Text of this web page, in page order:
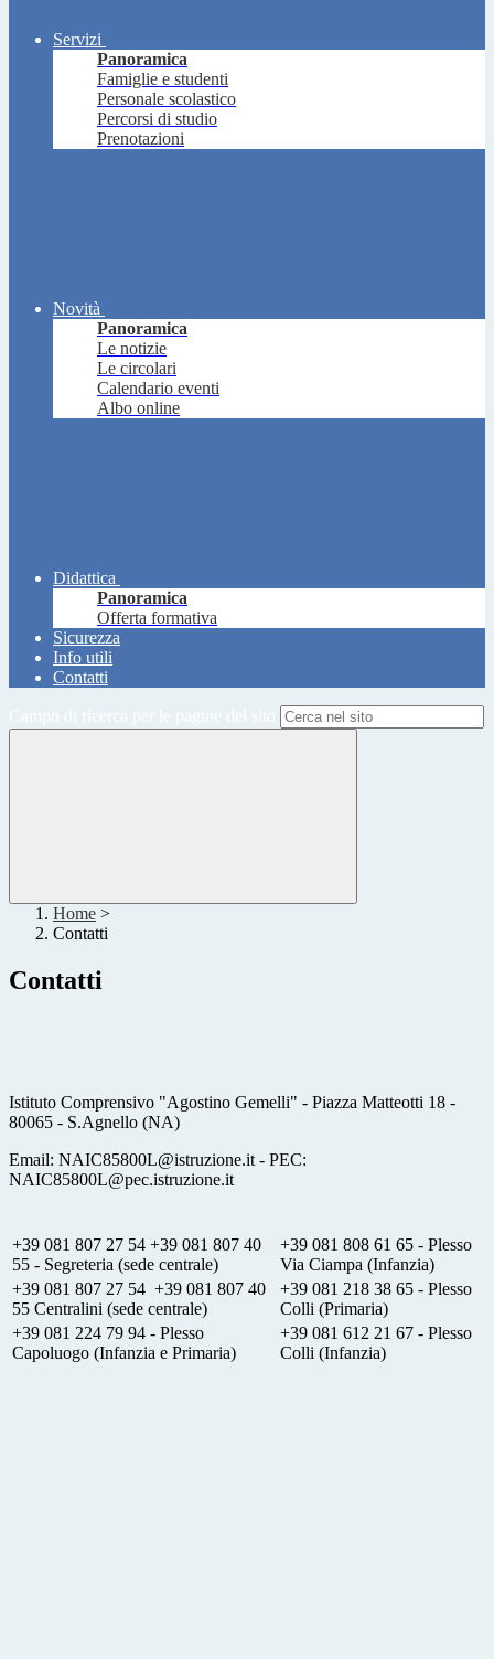
Servizi
Panoramica
Famiglie e studenti
Personale scolastico
Percorsi di studio
Prenotazioni
Novità
Panoramica
Le notizie
Le circolari
Calendario eventi
Albo online
Didattica
Panoramica
Offerta formativa
Sicurezza
Info utili
Contatti
Home >
Contatti
Contatti
Istituto Comprensivo "Agostino Gemelli" - Piazza Matteotti 18 -
80065 - S.Agnello (NA)
Email: NAIC85800L@istruzione.it - PEC:
NAIC85800L@pec.istruzione.it
+39 081 807 27 54 +39 081 807 40
55 - Segreteria (sede centrale)
+39 081 808 61 65 - Plesso
Via Ciampa (Infanzia)
+39 081 807 27 54 +39 081 807 40
55 Centralini (sede centrale)
+39 081 218 38 65 - Plesso
Colli (Primaria)
+39 081 224 79 94 - Plesso
Capoluogo (Infanzia e Primaria)
+39 081 612 21 67 - Plesso
Colli (Infanzia)